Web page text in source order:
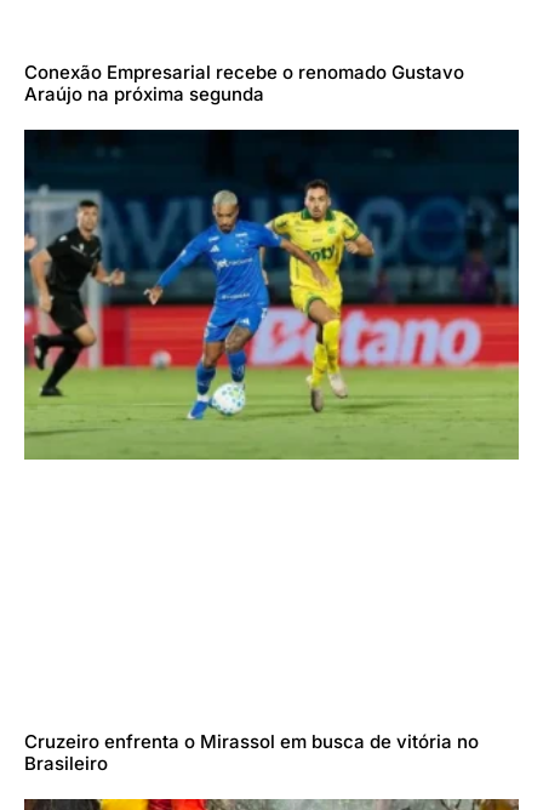
Conexão Empresarial recebe o renomado Gustavo
Araújo na próxima segunda
Cruzeiro enfrenta o Mirassol em busca de vitória no
Brasileiro